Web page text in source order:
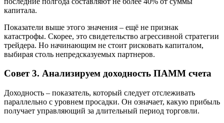
капитала.
Показатели выше этого значения – ещё не признак
катастрофы. Скорее, это свидетельство агрессивной стратегии
трейдера. Но начинающим не стоит рисковать капиталом,
выбирая столь непредсказуемых партнеров.
Совет 3. Анализируем доходность ПАММ счета
Доходность – показатель, который следует отслеживать
параллельно с уровнем просадки. Он означает, какую прибыль
получает управляющий за длительный период торговли.